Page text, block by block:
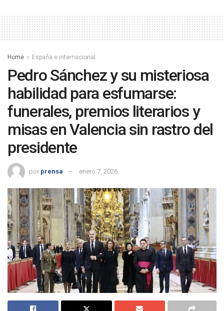
Home España e internacional
Pedro Sánchez y su misteriosa
habilidad para esfumarse:
funerales, premios literarios y
misas en Valencia sin rastro del
presidente
por prensa enero 7, 2026